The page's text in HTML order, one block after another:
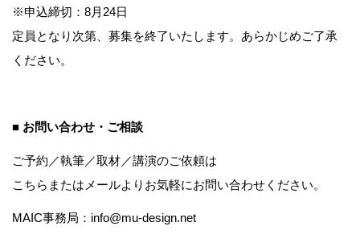
※申込締切：8月24日
定員となり次第、募集を終了いたします。あらかじめご了承
ください。
■ お問い合わせ・ご相談
ご予約／執筆／取材／講演のご依頼は
こちら またはメールよりお気軽にお問い合わせください。
MAIC事務局：info@mu-design.net